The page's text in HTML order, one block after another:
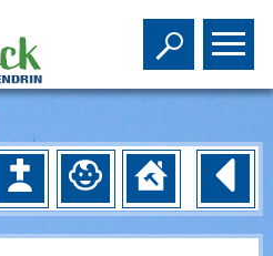
Toggle